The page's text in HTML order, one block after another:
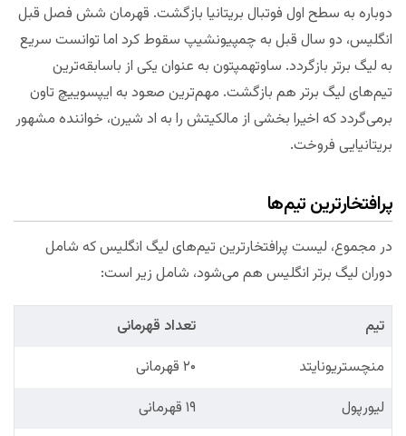
دوباره به سطح اول فوتبال بریتانیا بازگشت. قهرمان شش فصل قبل
انگلیس، دو سال قبل به چمپیونشیپ سقوط کرد اما توانست سریع
به لیگ برتر بازگردد. ساوتهمپتون به عنوان یکی از باسابقه‌ترین
تیم‌های لیگ برتر هم بازگشت. مهم‌ترین صعود به ایپسوییچ تاون
برمی‌گردد که اخیرا بخشی از مالکیتش را به اد شیرن، خواننده مشهور
بریتانیایی فروخت.
پرافتخارترین تیم‌ها
در مجموع، لیست پرافتخارترین تیم‌های لیگ انگلیس که شامل
دوران لیگ برتر انگلیس هم می‌شود، شامل زیر است:
تیم
تعداد قهرمانی
منچستریونایتد
۲۰ قهرمانی
لیورپول
۱۹ قهرمانی